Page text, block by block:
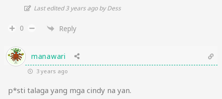
Last edited 3 years ago by Dess
0 Reply
manawari
3 years ago
p*sti talaga yang mga cindy na yan.